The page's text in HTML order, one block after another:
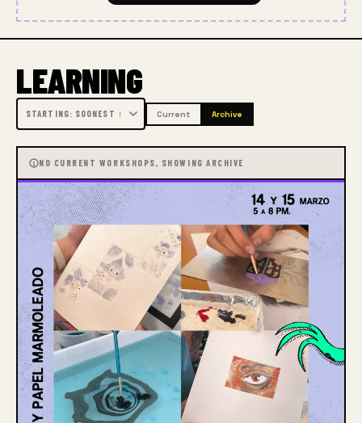
LEARNING
Current Archive
NO CURRENT WORKSHOPS, SHOWING ARCHIVE